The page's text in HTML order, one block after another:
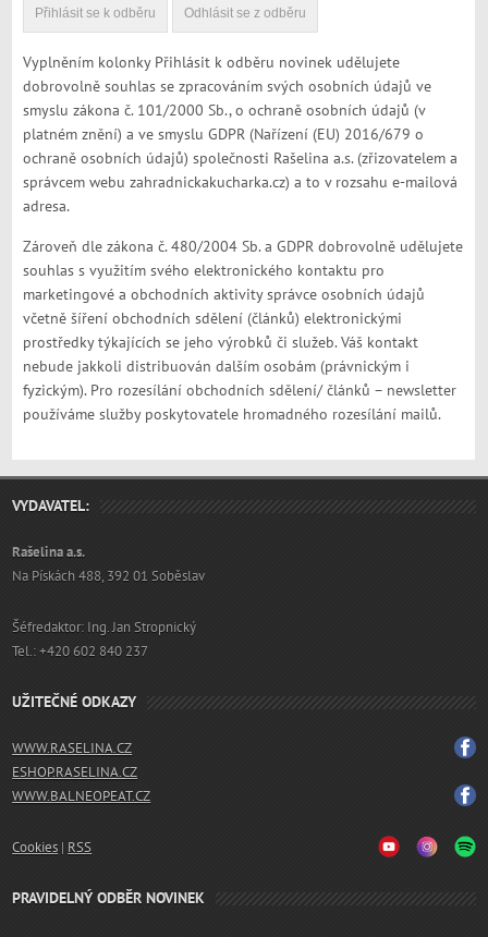
Vyplněním kolonky Přihlásit k odběru novinek udělujete
dobrovolně souhlas se zpracováním svých osobních údajů ve
smyslu zákona č. 101/2000 Sb., o ochraně osobních údajů (v
platném znění) a ve smyslu GDPR (Nařízení (EU) 2016/679 o
ochraně osobních údajů) společnosti Rašelina a.s. (zřizovatelem a
správcem webu zahradnickakucharka.cz) a to v rozsahu e-mailová
adresa.
Zároveň dle zákona č. 480/2004 Sb. a GDPR dobrovolně udělujete
souhlas s využitím svého elektronického kontaktu pro
marketingové a obchodních aktivity správce osobních údajů
včetně šíření obchodních sdělení (článků) elektronickými
prostředky týkajících se jeho výrobků či služeb. Váš kontakt
nebude jakkoli distribuován dalším osobám (právnickým i
fyzickým). Pro rozesílání obchodních sdělení/ článků – newsletter
používáme služby poskytovatele hromadného rozesílání mailů.
VYDAVATEL:
Rašelina a.s.
Na Pískách 488, 392 01 Soběslav
Šéfredaktor: Ing. Jan Stropnický
Tel.: +420 602 840 237
UŽITEČNÉ ODKAZY
WWW.RASELINA.CZ
ESHOP.RASELINA.CZ
WWW.BALNEOPEAT.CZ
Cookies | RSS
PRAVIDELNÝ ODBĚR NOVINEK